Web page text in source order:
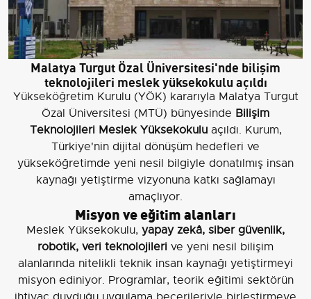
Malatya Turgut Özal Üniversitesi'nde bilişim
teknolojileri meslek yüksekokulu açıldı
Yükseköğretim Kurulu (YÖK) kararıyla Malatya Turgut
Özal Üniversitesi (MTÜ) bünyesinde Bilişim
Teknolojileri Meslek Yüksekokuluaçıldı. Kurum,
Türkiye'nin dijital dönüşüm hedefleri ve
yükseköğretimde yeni nesil bilgiyle donatılmış insan
kaynağı yetiştirme vizyonuna katkı sağlamayı
amaçlıyor.
Misyon ve eğitim alanları
Meslek Yüksekokulu, yapay zekâ, siber güvenlik,
robotik, veri teknolojileri ve yeni nesil bilişim
alanlarında nitelikli teknik insan kaynağı yetiştirmeyi
misyon ediniyor. Programlar, teorik eğitimi sektörün